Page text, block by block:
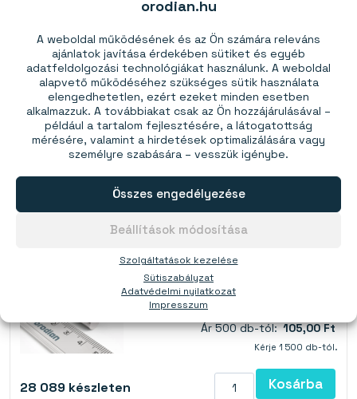
orodian.hu
A weboldal működésének és az Ön számára releváns
ajánlatok javítása érdekében sütiket és egyéb
adatfeldolgozási technológiákat használunk. A weboldal
alapvető működéséhez szükséges sütik használata
elengedhetetlen, ezért ezeket minden esetben
alkalmazzuk. A továbbiakat csak az Ön hozzájárulásával –
például a tartalom fejlesztésére, a látogatottság
mérésére, valamint a hirdetések optimalizálására vagy
személyre szabására – vesszük igénybe.
Szolgáltatások kezelése
Összes engedélyezése
Beállítások módosítása
Sütiszabályzat
Adatvédelmi nyilatkozat
Impresszum
Több, mint 10 készleten Kosárba
Neodímium hengermágnes 8×4 mm - N38
(N38)
Ár 1 db-tól:
Ár 60 db-tól:
Ár 200 db-tól:
Ár 500 db-tól: 105,00 Ft
Kérje 1 500 db-tól.
28 089 készleten Kosárba